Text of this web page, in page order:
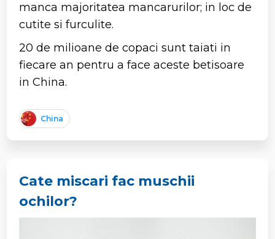
manca majoritatea mancarurilor; in loc de
cutite si furculite.
20 de milioane de copaci sunt taiati in
fiecare an pentru a face aceste betisoare
in China.
China
Cate miscari fac muschii
ochilor?